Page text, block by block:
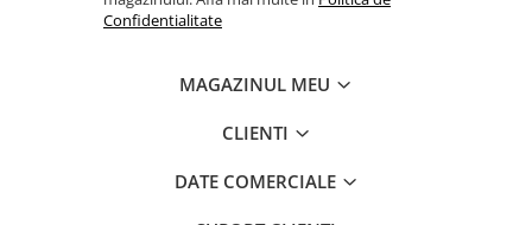
Electroencefalografe
Colposcoape
Confidentialitate
MAGAZINUL MEU
CLIENTI
DATE COMERCIALE